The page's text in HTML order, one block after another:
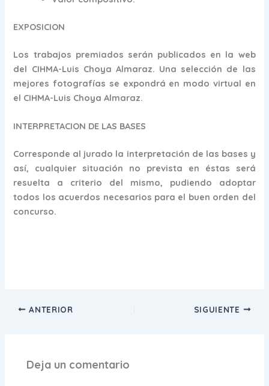
EXPOSICION
Los trabajos premiados serán publicados en la web
del CIHMA-Luis Choya Almaraz. Una selección de las
mejores fotografías se expondrá en modo virtual en
el CIHMA-Luis Choya Almaraz.
INTERPRETACION DE LAS BASES
Corresponde al jurado la interpretación de las bases y
así, cualquier situación no prevista en éstas será
resuelta a criterio del mismo, pudiendo adoptar
todos los acuerdos necesarios para el buen orden del
concurso.
ANTERIOR SIGUIENTE
Deja un comentario